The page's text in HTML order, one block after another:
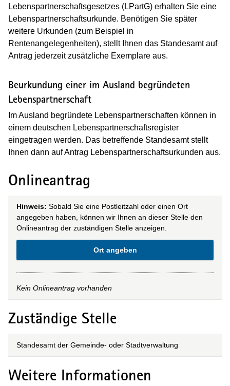
Lebenspartnerschaftsgesetzes (LPartG) erhalten Sie eine
Lebenspartnerschaftsurkunde. Benötigen Sie später
weitere Urkunden (zum Beispiel in
Rentenangelegenheiten), stellt Ihnen das Standesamt auf
Antrag jederzeit zusätzliche Exemplare aus.
Beurkundung einer im Ausland begründeten
Lebenspartnerschaft
Im Ausland begründete Lebenspartnerschaften können in
einem deutschen Lebenspartnerschaftsregister
eingetragen werden. Das betreffende Standesamt stellt
Ihnen dann auf Antrag Lebenspartnerschaftsurkunden aus.
Onlineantrag
Hinweis: Sobald Sie eine Postleitzahl oder einen Ort
angegeben haben, können wir Ihnen an dieser Stelle den
Onlineantrag der zuständigen Stelle anzeigen.
Ort angeben
Kein Onlineantrag vorhanden
Zuständige Stelle
Standesamt der Gemeinde- oder Stadtverwaltung
Weitere Informationen